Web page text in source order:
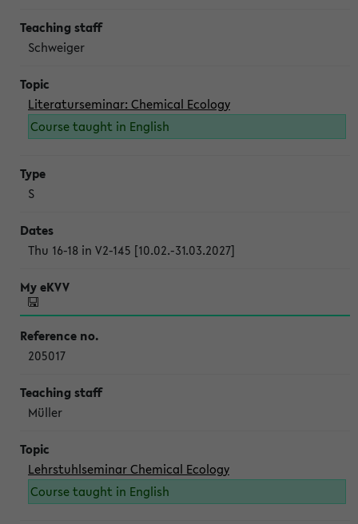
Schweiger
Literaturseminar: Chemical Ecology
Course taught in English
S
Thu 16-18 in V2-145 [10.02.-31.03.2027]
205017
Müller
Lehrstuhlseminar Chemical Ecology
Course taught in English